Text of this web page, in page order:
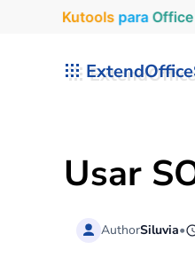
Kutools para Office
ExtendOffice
Usar
AuthorSiluvia•